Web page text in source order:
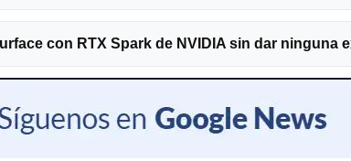
con RTX Spark de NVIDIA sin dar ninguna